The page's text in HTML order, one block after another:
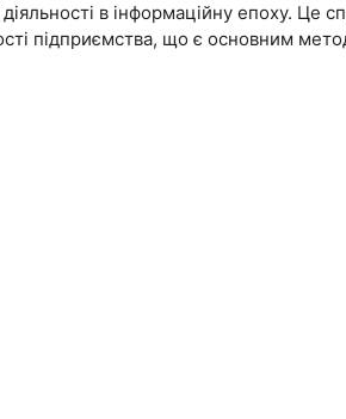
в інформаційну епоху. Це
підприємства, що є основним